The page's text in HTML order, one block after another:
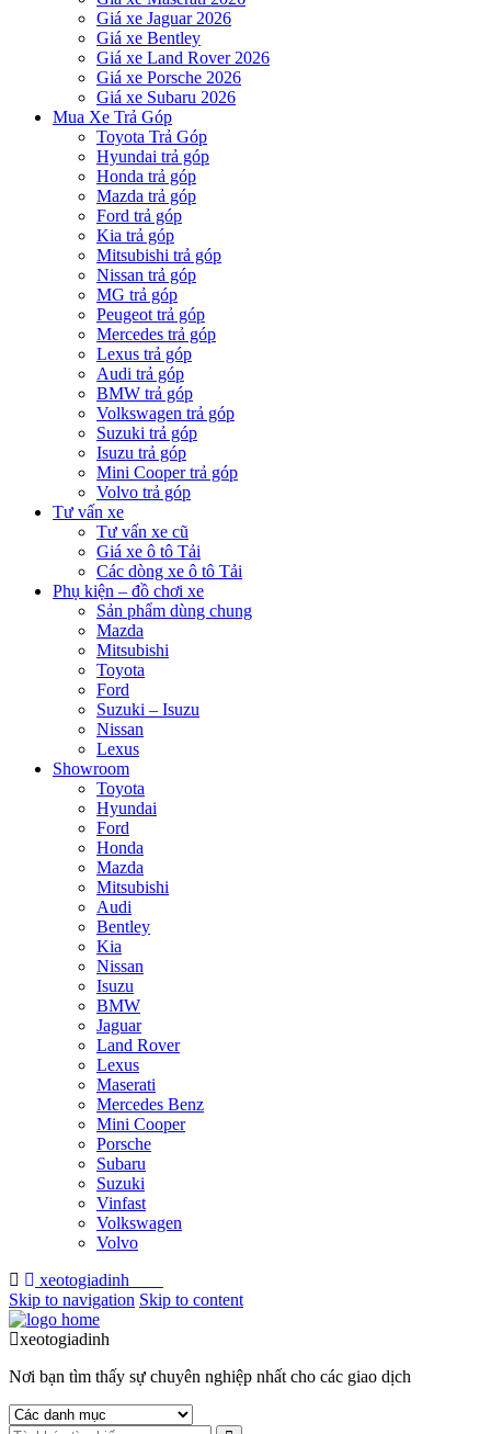
Giá xe Jaguar 2026
Giá xe Bentley
Giá xe Land Rover 2026
Giá xe Porsche 2026
Giá xe Subaru 2026
Mua Xe Trả Góp
Toyota Trả Góp
Hyundai trả góp
Honda trả góp
Mazda trả góp
Ford trả góp
Kia trả góp
Mitsubishi trả góp
Nissan trả góp
MG trả góp
Peugeot trả góp
Mercedes trả góp
Lexus trả góp
Audi trả góp
BMW trả góp
Volkswagen trả góp
Suzuki trả góp
Isuzu trả góp
Mini Cooper trả góp
Volvo trả góp
Tư vấn xe
Tư vấn xe cũ
Giá xe ô tô Tải
Các dòng xe ô tô Tải
Phụ kiện – đồ chơi xe
Sản phẩm dùng chung
Mazda
Mitsubishi
Toyota
Ford
Suzuki – Isuzu
Nissan
Lexus
Showroom
Toyota
Hyundai
Ford
Honda
Mazda
Mitsubishi
Audi
Bentley
Kia
Nissan
Isuzu
BMW
Jaguar
Land Rover
Lexus
Maserati
Mercedes Benz
Mini Cooper
Porsche
Subaru
Suzuki
Vinfast
Volkswagen
Volvo
xeotogiadinh
Skip to navigation Skip to content
xeotogiadinh
Nơi bạn tìm thấy sự chuyên nghiệp nhất cho các giao dịch